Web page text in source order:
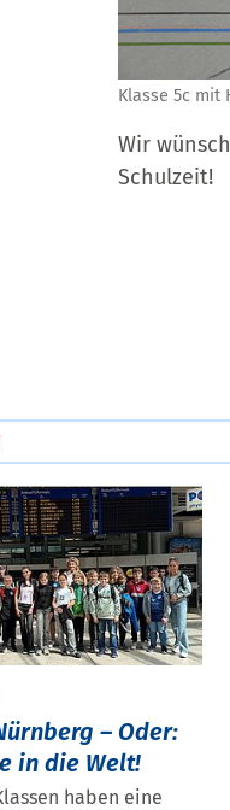
Klasse 5c mit
Wir
Schulzeit!
– Oder:
in die Welt!
haben eine